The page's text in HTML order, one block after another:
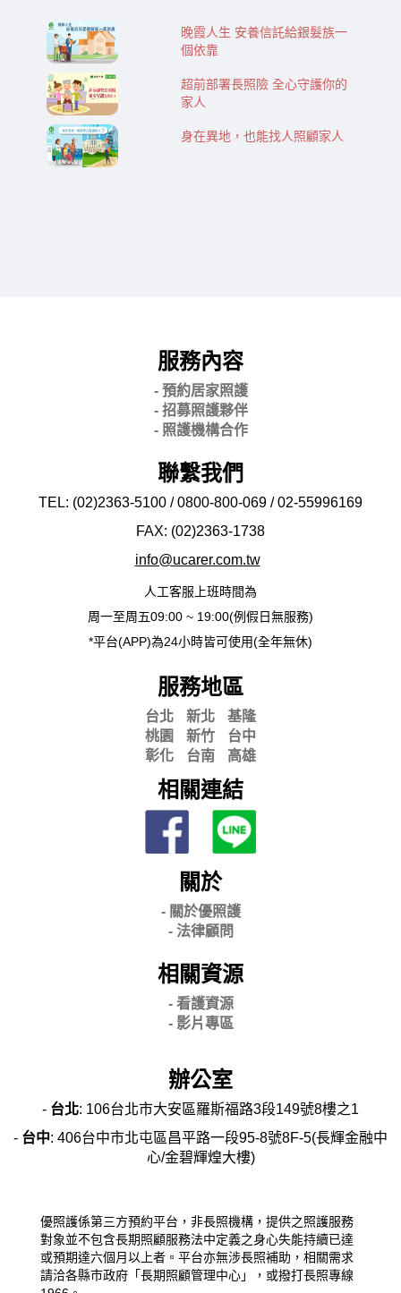
晚霞人生 安養信託給銀髮族一
個依靠
超前部署長照險 全心守護你的
家人
身在異地，也能找人照顧家人
服務內容
- 預約居家照護
- 招募照護夥伴
- 照護機構合作
聯繫我們
TEL: (02)2363-5100 / 0800-800-069 / 02-55996169
FAX: (02)2363-1738
info@ucarer.com.tw
人工客服上班時間為
周一至周五09:00 ~ 19:00(例假日無服務)
*平台(APP)為24小時皆可使用(全年無休)
服務地區
台北 新北
基隆
桃園
新竹
台中
彰化
台南 高雄
相關連結
關於
- 關於優照護
- 法律顧問
相關資源
- 看護資源
- 影片專區
辦公室
- 台北: 106台北市大安區羅斯福路3段149號8樓之1
- 台中: 406台中市北屯區昌平路一段95-8號8F-5(長輝金融中
心/金碧輝煌大樓)
優照護係第三方預約平台，非長照機構，提供之照護服務
對象並不包含長期照顧服務法中定義之身心失能持續已達
或預期達六個月以上者。平台亦無涉長照補助，相關需求
請洽各縣市政府「長期照顧管理中心」，或撥打長照專線